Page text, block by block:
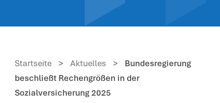
Startseite > Aktuelles >
Bundesregierung
beschließt Rechengrößen in der
Sozialversicherung 2025